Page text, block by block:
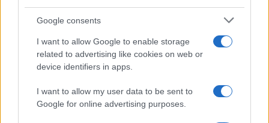
Google consents
I want to allow Google to enable storage
related to advertising like cookies on web or
device identifiers in apps.
I want to allow my user data to be sent to
Google for online advertising purposes.
Confronto assicurazioni online in 10 minuti: guida
rapida